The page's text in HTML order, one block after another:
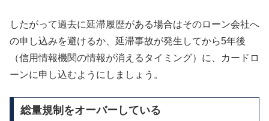
したがって過去に延滞履歴がある場合はそのローン会社へ
の申し込みを避けるか、延滞事故が発生してから5年後
（信用情報機関の情報が消えるタイミング）に、カードロ
ーンに申し込むようにしましょう。
総量規制をオーバーしている